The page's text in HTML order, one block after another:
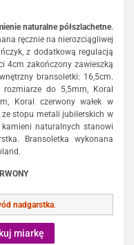
naturalne półszlachetne.
ręcznie na nierozciągliwej
z dodatkową regulacją
4cm zakończony zawieszką
bransoletki: 16,5cm.
rozmiarze do 5,5mm, Koral
Koral czerwony wałek w
stopu metali jubilerskich w
naturalnych stanowi
Bransoletka wykonana
nadgarstka.
miarkę